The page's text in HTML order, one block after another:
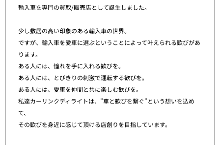
輸入車を専門の買取/販売店として誕生しました。
少し敷居の高い印象のある輸入車の世界。
ですが、輸入車を愛車に選ぶということによって叶えられる歓びがあ
ります。
ある人には、憧れを手に入れる歓びを。
ある人には、とびきりの刺激で運転する歓びを。
ある人には、愛車を仲間と共に楽しむ歓びを。
私達カーリンクディライトは、”車と歓びを繋ぐ”という想いを込め
て、
その歓びを身近に感じて頂ける店創りを目指しています。